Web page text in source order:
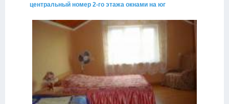
центральный номер 2-го этажа окнами на юг
alakhadze